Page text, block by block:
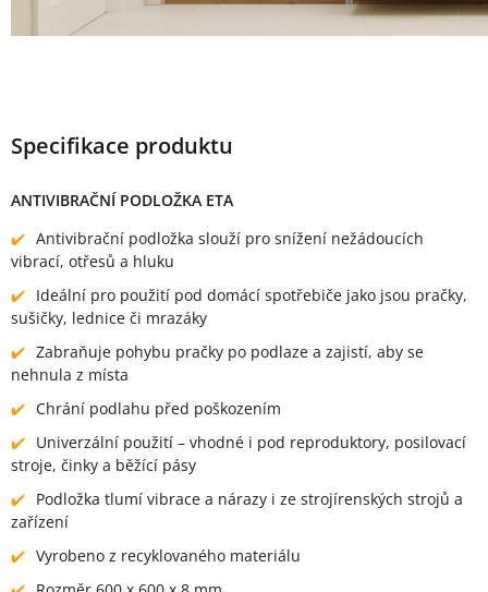
Specifikace produktu
ANTIVIBRAČNÍ PODLOŽKA ETA
Antivibrační podložka slouží pro snížení nežádoucích
vibrací, otřesů a hluku
Ideální pro použití pod domácí spotřebiče jako jsou pračky,
sušičky, lednice či mrazáky
Zabraňuje pohybu pračky po podlaze a zajistí, aby se
nehnula z místa
Chrání podlahu před poškozením
Univerzální použití – vhodné i pod reproduktory, posilovací
stroje, činky a běžící pásy
Podložka tlumí vibrace a nárazy i ze strojírenských strojů a
zařízení
Vyrobeno z recyklovaného materiálu